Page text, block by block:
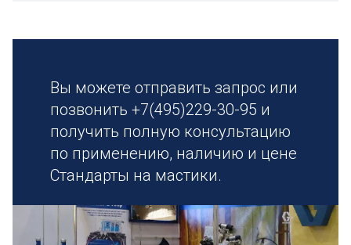
Вы можете отправить запрос или
позвонить +7(495)229-30-95 и
получить полную консультацию
по применению, наличию и цене
Стандарты на мастики.